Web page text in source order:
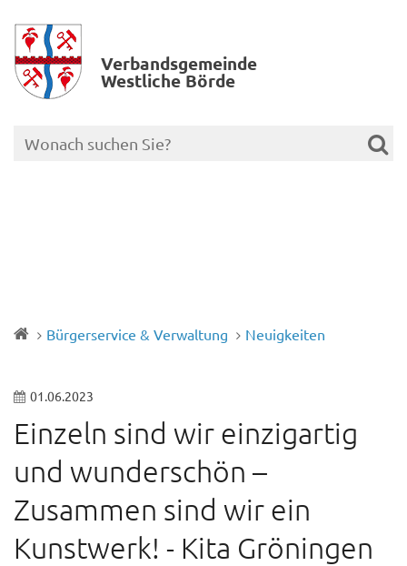
Verbands­gemeinde
Westliche Börde
Bürgerservice & Verwaltung Neuigkeiten
01.06.2023
Einzeln sind wir einzigartig
und wunderschön –
Zusammen sind wir ein
Kunstwerk! - Kita Gröningen